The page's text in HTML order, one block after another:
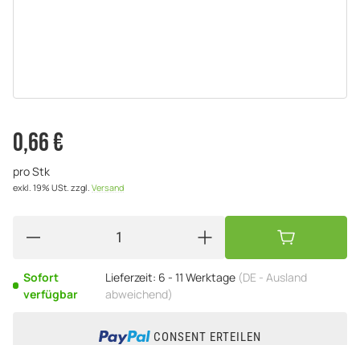
0,66 €
pro Stk
exkl. 19% USt. zzgl. Versand
Sofort
verfügbar
Lieferzeit: 6 - 11 Werktage (DE - Ausland
abweichend)
CONSENT ERTEILEN